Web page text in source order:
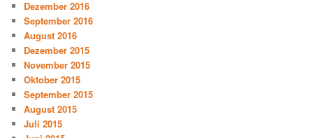
Dezember 2016
September 2016
August 2016
Dezember 2015
November 2015
Oktober 2015
September 2015
August 2015
Juli 2015